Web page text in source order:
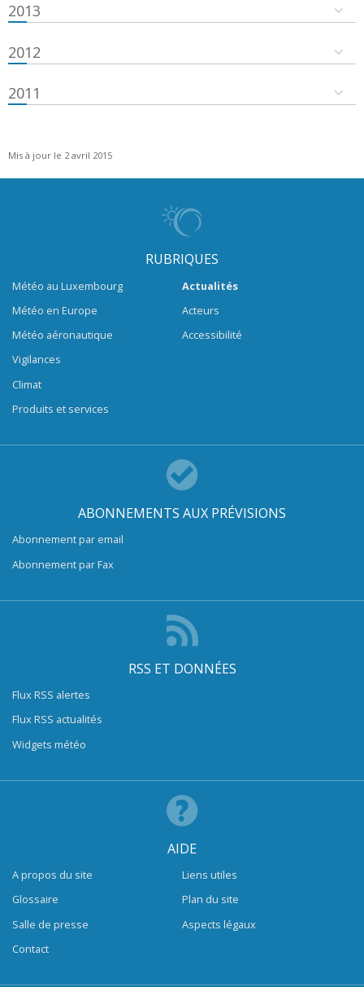
2013
2012
2011
Mis à jour le 2 avril 2015
RUBRIQUES
Météo au Luxembourg
Météo en Europe
Météo aéronautique
Vigilances
Climat
Produits et services
Actualités
Acteurs
Accessibilité
ABONNEMENTS AUX PRÉVISIONS
Abonnement par email
Abonnement par Fax
RSS ET DONNÉES
Flux RSS alertes
Flux RSS actualités
Widgets météo
AIDE
A propos du site
Glossaire
Salle de presse
Contact
Liens utiles
Plan du site
Aspects légaux